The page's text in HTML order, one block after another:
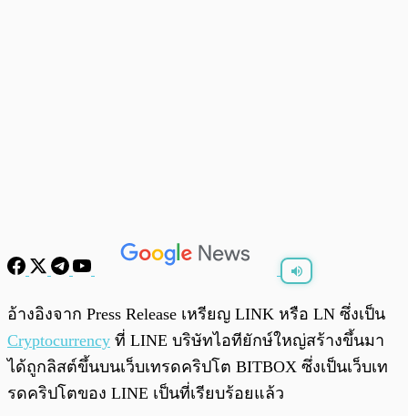
/0:00
อ้างอิงจาก Press Release เหรียญ LINK หรือ LN ซึ่งเป็น
Cryptocurrency ที่ LINE บริษัทไอทียักษ์ใหญ่สร้างขึ้นมา
ได้ถูกลิสต์ขึ้นบนเว็บเทรดคริปโต BITBOX ซึ่งเป็นเว็บเท
รดคริปโตของ LINE เป็นที่เรียบร้อยแล้ว